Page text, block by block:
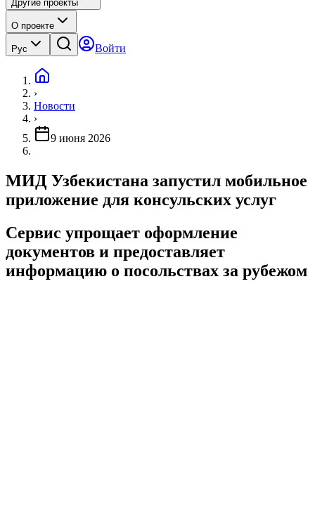
Другие проекты
О проекте
Рус Войти
›
Новости
›
9 июня 2026
МИД Узбекистана запустил мобильное
приложение для консульских услуг
Сервис упрощает оформление
документов и предоставляет
информацию о посольствах за рубежом